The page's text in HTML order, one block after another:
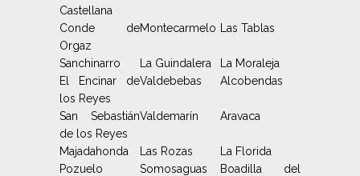
Castellana
Conde de
Orgaz
Montecarmelo Las Tablas
Sanchinarro La Guindalera
La Moraleja
El Encinar de
los Reyes
Valdebebas Alcobendas
San Sebastián
de los Reyes
Valdemarín Aravaca
Majadahonda Las Rozas
La Florida
Pozuelo
Somosaguas
Boadilla del